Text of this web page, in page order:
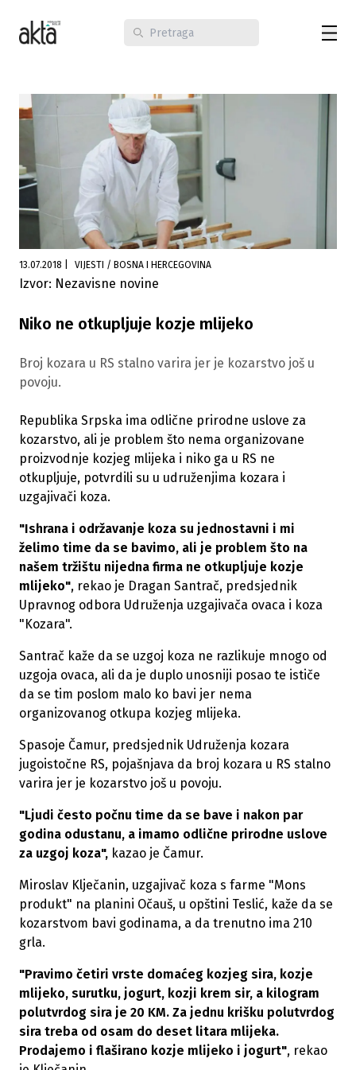
13.07.2018 VIJESTI / BOSNA I HERCEGOVINA
Izvor: Nezavisne novine
Niko ne otkupljuje kozje mlijeko
Broj kozara u RS stalno varira jer je kozarstvo još u
povoju.
Republika Srpska ima odlične prirodne uslove za
kozarstvo, ali je problem što nema organizovane
proizvodnje kozjeg mlijeka i niko ga u RS ne
otkupljuje, potvrdili su u udruženjima kozara i
uzgajivači koza.
"Ishrana i održavanje koza su jednostavni i mi
želimo time da se bavimo, ali je problem što na
našem tržištu nijedna firma ne otkupljuje kozje
mlijeko", rekao je Dragan Santrač, predsjednik
Upravnog odbora Udruženja uzgajivača ovaca i koza
"Kozara".
Santrač kaže da se uzgoj koza ne razlikuje mnogo od
uzgoja ovaca, ali da je duplo unosniji posao te ističe
da se tim poslom malo ko bavi jer nema
organizovanog otkupa kozjeg mlijeka.
Spasoje Čamur, predsjednik Udruženja kozara
jugoistočne RS, pojašnjava da broj kozara u RS stalno
varira jer je kozarstvo još u povoju.
"Ljudi često počnu time da se bave i nakon par
godina odustanu, a imamo odlične prirodne uslove
za uzgoj koza", kazao je Čamur.
Miroslav Klječanin, uzgajivač koza s farme "Mons
produkt" na planini Očauš, u opštini Teslić, kaže da se
kozarstvom bavi godinama, a da trenutno ima 210
grla.
"Pravimo četiri vrste domaćeg kozjeg sira, kozje
mlijeko, surutku, jogurt, kozji krem sir, a kilogram
polutvrdog sira je 20 KM. Za jednu krišku polutvrdog
sira treba od osam do deset litara mlijeka.
Prodajemo i flaširano kozje mlijeko i jogurt", rekao